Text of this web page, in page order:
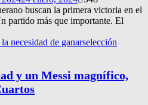
buscan la primera victoria en el
partido más que importante. El
necesidad de ganarselección
y un Messi magnífico,